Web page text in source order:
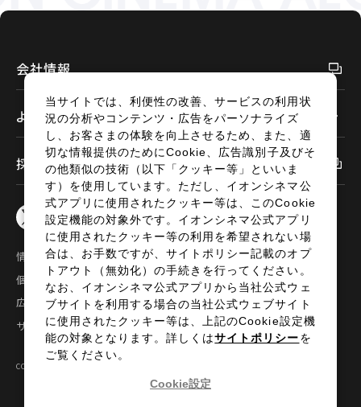
会社情報
よくあるご質問
採用情報
情報セキュリティ
サイトポリシー
個人情報の取扱い
お問い合わせ
広告掲載
特定商取引法に基づく表示
サイトマップ
COPYRIGHT©2024 AEON ENTERTAINMENT CO.,LTD ALL RIGHTS RESERVED.
当サイトでは、利便性の改善、サービスの利用状
況の分析やコンテンツ・広告をパーソナライズ
し、お客さまの体験を向上させるため、また、適
切な情報提供のためにCookie、広告識別子及びそ
の他類似の技術（以下「クッキー等」といいま
す）を使用しています。ただし、イオンシネマ公
式アプリに使用されたクッキー等は、このCookie
設定機能の対象外です。イオンシネマ公式アプリ
に使用されたクッキー等の利用を希望されない場
合は、お手数ですが、サイトポリシー記載のオプ
トアウト（無効化）の手続きを行ってください。
なお、イオンシネマ公式アプリから当社公式ウェ
ブサイトを利用する場合の当社公式ウェブサイト
に使用されたクッキー等は、上記のCookie設定機
能の対象となります。詳しくはサイトポリシーを
ご覧ください。
Cookie設定